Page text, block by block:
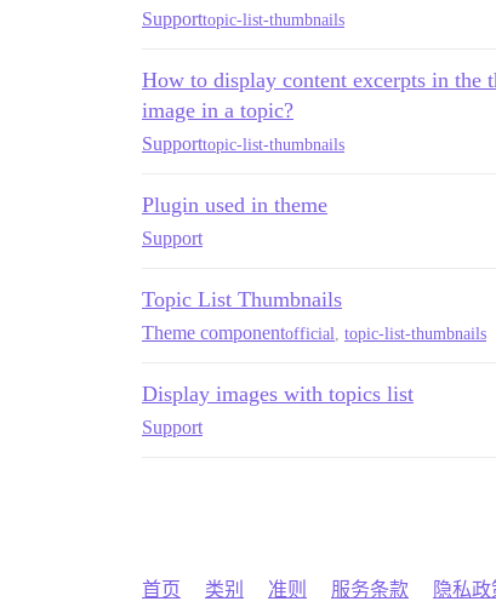
Supporttopic-list-thumbnails
How to display content excerpts in the
image in a topic?
Supporttopic-list-thumbnails
Plugin used in theme
Support
Topic List Thumbnails
Theme componentofficial topic-list-thumbnails
Display images with topics list
Support
首页 类别 准则 服务条款 隐私政